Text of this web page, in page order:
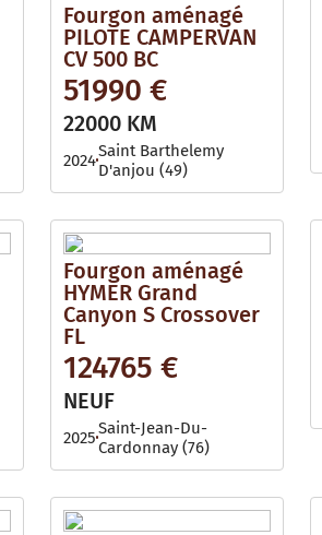
Fourgon aménagé
PILOTE CAMPERVAN
CV 500 BC
51990 €
22000 KM
2024Saint Barthelemy
D'anjou (49)
Fourgon aménagé
HYMER Grand
Canyon S Crossover
FL
124765 €
NEUF
2025Saint-Jean-Du-
Cardonnay (76)